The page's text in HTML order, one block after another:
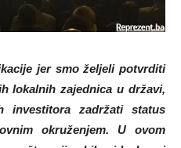
jer smo željeli potvrditi
lokalnih zajednica u državi,
investitora zadržati status
okruženjem. U ovom